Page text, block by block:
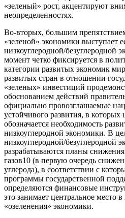
«зеленый» рост, акцентируют
неопределенностях.
Во-вторых, большим
«зеленой» экономики выступает
низкоуглеродной/безуглеродной
момент четко фиксируется в
категории развитых экономик
развитых стран в отношении
«зеленых» инвестиций
обоснованием действий
официально провозглашаемые
устойчивого развития, в
обозначается необходимость
низкоуглеродной экономики. В
низкоуглеродной/безуглеродной
разрабатываются планы
газов10 (в первую очередь
углерода), в соответствии с
программы государственной
определяются финансовые
это занимает центральное место
«озеленения» экономики.